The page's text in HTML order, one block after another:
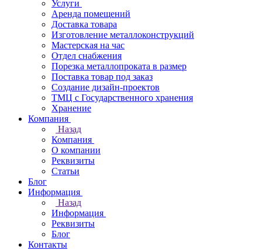
Услуги
Аренда помещений
Доставка товара
Изготовление металлоконструкций
Мастерская на час
Отдел снабжения
Порезка металлопроката в размер
Поставка товар под заказ
Создание дизайн-проектов
ТМЦ с Государственного хранения
Хранение
Компания
Назад
Компания
О компании
Реквизиты
Статьи
Блог
Информация
Назад
Информация
Реквизиты
Блог
Контакты